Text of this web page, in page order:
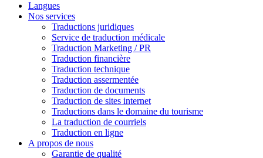
Langues
Nos services
Traductions juridiques
Service de traduction médicale
Traduction Marketing / PR
Traduction financière
Traduction technique
Traduction assermentée
Traduction de documents
Traduction de sites internet
Traductions dans le domaine du tourisme
La traduction de courriels
Traduction en ligne
A propos de nous
Garantie de qualité